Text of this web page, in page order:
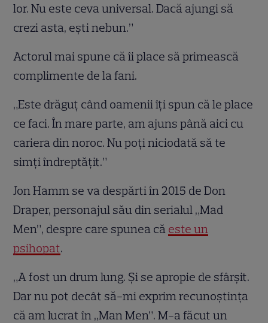
lor. Nu este ceva universal. Dacă ajungi să
crezi asta, ești nebun.”
Actorul mai spune că îi place să primească
complimente de la fani.
„Este drăguț când oamenii îți spun că le place
ce faci. În mare parte, am ajuns până aici cu
cariera din noroc. Nu poți niciodată să te
simți îndreptățit.”
Jon Hamm se va despărti în 2015 de Don
Draper, personajul său din serialul „Mad
Men”, despre care spunea că este un
psihopat.
„A fost un drum lung. Și se apropie de sfârșit.
Dar nu pot decât să-mi exprim recunoștința
că am lucrat în „Man Men”. M-a făcut un